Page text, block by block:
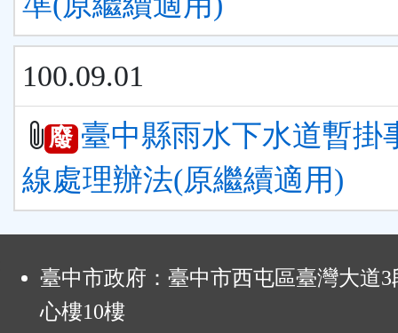
100.09.01
廢 臺中縣雨水下水道暫掛
線處理辦法(原繼續適用)
臺中市政府：臺中市西屯區臺灣大道3
心樓10樓